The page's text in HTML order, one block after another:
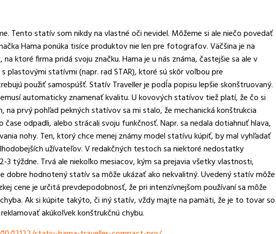
Tento statív som nikdy na vlastné oči nevidel. Môžeme si ale niečo povedať
Hama ponúka tisíce produktov nie len pre fotografov. Väčšina je na
ktoré firma pridá svoju značku. Hama je u nás známa, častejšie sa ale v
plastovými statívmi (napr. rad STAR), ktoré sú skôr voľbou pre
použiť samospúšť. Statív Traveller je podĺa popisu lepšie skonštruovaný.
automaticky znamenať kvalitu. U kovových statívov tiež platí, že čo si
na prvý pohľad pekných statívov sa mi stalo, že mechanická konštrukcia
odpadli, alebo strácali svoju funkčnosť. Napr. sa nedala dotiahnuť hlava,
nohy. Ten, ktorý chce menej známy model statívu kúpiť, by mal vyhľadať
užívateľov. V redakčných testoch sa niektoré nedostatky
3 týždne. Trvá ale niekoľko mesiacov, kým sa prejavia všetky vlastnosti,
dobre hodnotený statív sa môže ukázať ako nekvalitný. Uvedený statív môže
cene je určitá prevdepodobnosť, že pri intenzívnejšom používaní sa môže
Ak si kúpite takýto, či iný statív, vždy majte na pamäti, že je to tovar so
akúkoľvek konštrukčnú chybu.